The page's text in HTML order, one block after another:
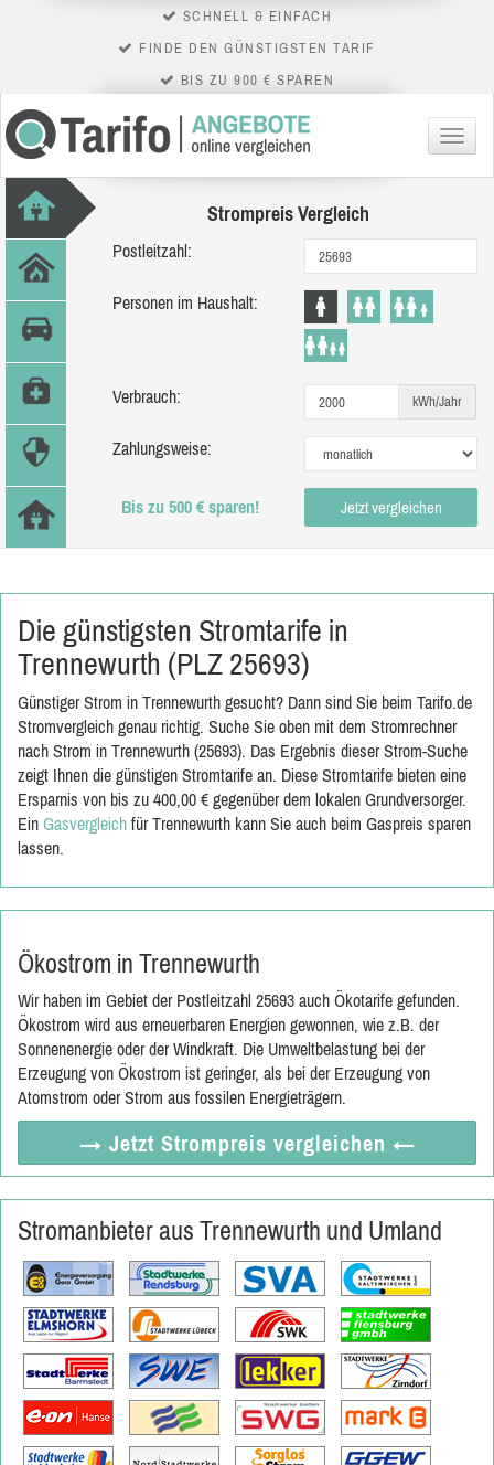
SCHNELL & EINFACH
FINDE DEN GÜNSTIGSTEN TARIF
BIS ZU 900 € SPAREN
Menü
Strompreis Vergleich
Postleitzahl:
Personen im Haushalt:
Verbrauch: kWh/Jahr
Zahlungsweise:
Bis zu 500 € sparen! Jetzt vergleichen
Die günstigsten Stromtarife in
Trennewurth (PLZ 25693)
Günstiger Strom in Trennewurth gesucht? Dann sind Sie beim Tarifo.de
Stromvergleich genau richtig. Suche Sie oben mit dem Stromrechner
nach Strom in Trennewurth (25693). Das Ergebnis dieser Strom-Suche
zeigt Ihnen die günstigen Stromtarife an. Diese Stromtarife bieten eine
Ersparnis von bis zu 400,00 € gegenüber dem lokalen Grundversorger.
Ein Gasvergleich für Trennewurth kann Sie auch beim Gaspreis sparen
lassen.
Ökostrom in Trennewurth
Wir haben im Gebiet der Postleitzahl 25693 auch Ökotarife gefunden.
Ökostrom wird aus erneuerbaren Energien gewonnen, wie z.B. der
Sonnenenergie oder der Windkraft. Die Umweltbelastung bei der
Erzeugung von Ökostrom ist geringer, als bei der Erzeugung von
Atomstrom oder Strom aus fossilen Energieträgern.
→ Jetzt Strompreis vergleichen ←
Stromanbieter aus Trennewurth und Umland